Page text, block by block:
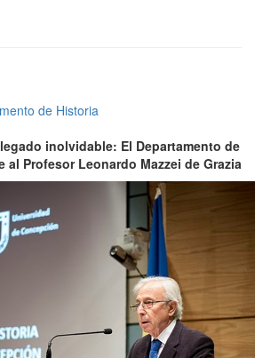
de Historia
inolvidable: El Departamento de
al Profesor Leonardo Mazzei de Grazia